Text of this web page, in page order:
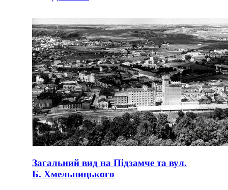
Загальний вид на Підзамче та вул.
Б. Хмельницького